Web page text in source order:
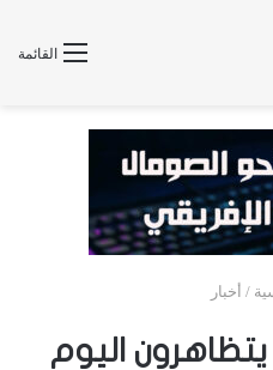
القائمة
/ أخبار
اليوم